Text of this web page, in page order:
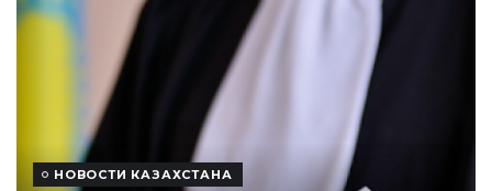
НОВОСТИ КАЗАХСТАНА